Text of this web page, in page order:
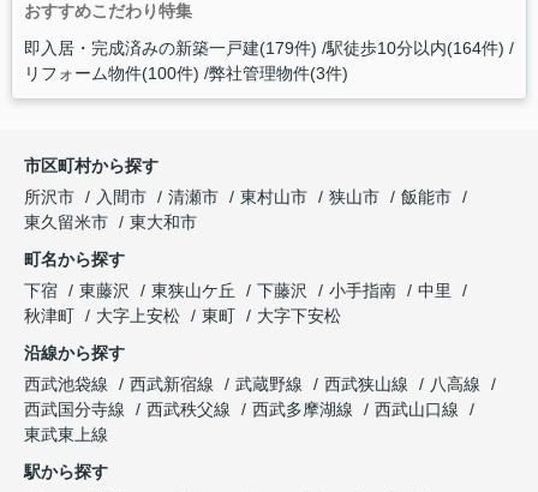
おすすめこだわり特集
即入居・完成済みの新築一戸建(179件) 駅徒歩10分以内(164件)
リフォーム物件(100件) 弊社管理物件(3件)
市区町村から探す
所沢市
入間市 清瀬市 東村山市 狭山市
飯能市
東久留米市
東大和市
町名から探す
下宿
東藤沢 東狭山ケ丘 下藤沢 小手指南
中里
秋津町
大字上安松 東町
大字下安松
沿線から探す
西武池袋線
西武新宿線 武蔵野線 西武狭山線
八高線
西武国分寺線
西武秩父線 西武多摩湖線
西武山口線
東武東上線
駅から探す